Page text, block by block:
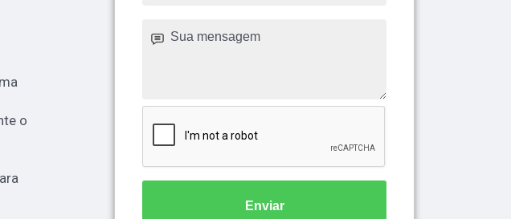
o
Enviar